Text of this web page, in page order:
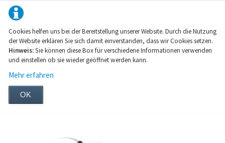
Cookies helfen uns bei der Bereitstellung unserer Website. Durch die Nutzung
der Website erklären Sie sich damit einverstanden, dass wir Cookies setzen.
Hinweis:Sie können diese Box für verschiedene Informationen verwenden
und einstellen ob sie wieder geöffnet werden kann.
Mehr erfahren
OK